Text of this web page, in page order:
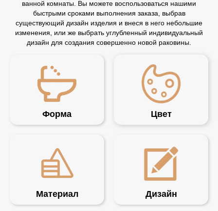
ванной комнаты. Вы можете воспользоваться нашими
быстрыми сроками выполнения заказа, выбрав
существующий дизайн изделия и внеся в него небольшие
изменения, или же выбрать углубленный индивидуальный
дизайн для создания совершенно новой раковины.
Форма Цвет
Материал Дизайн